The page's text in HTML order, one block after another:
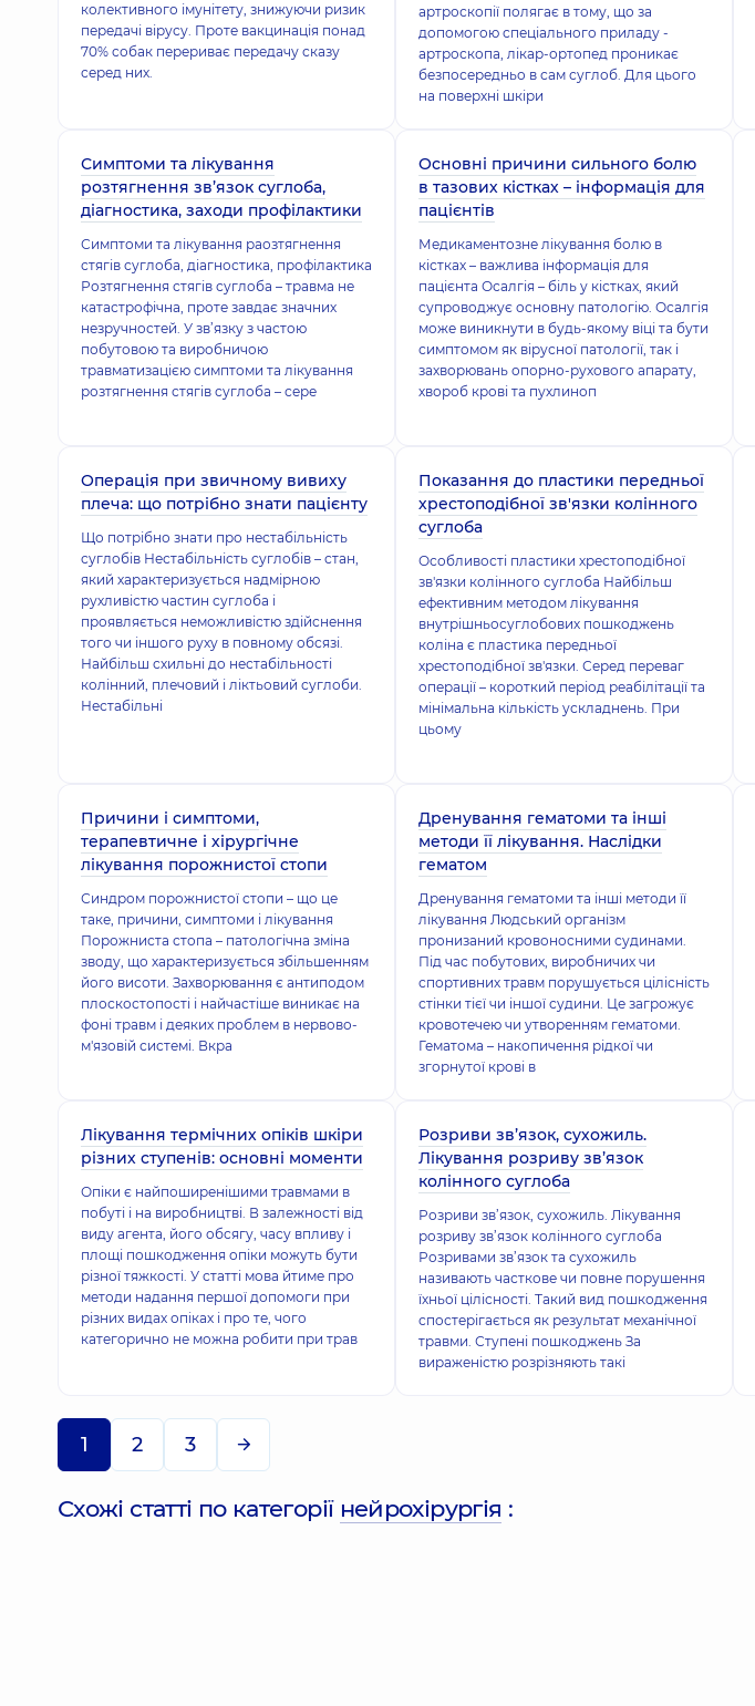
колективного імунітету, знижуючи ризик
передачі вірусу. Проте вакцинація понад
70% собак перериває передачу сказу
серед них.
артроскопії полягає в тому, що за
допомогою спеціального приладу -
артроскопа, лікар-ортопед проникає
безпосередньо в сам суглоб. Для цього
на поверхні шкіри
Симптоми та лікування
розтягнення зв’язок суглоба,
діагностика, заходи профілактики
Симптоми та лікування раозтягнення
стягів суглоба, діагностика, профілактика
Розтягнення стягів суглоба – травма не
катастрофічна, проте завдає значних
незручностей. У зв’язку з частою
побутовою та виробничою
травматизацією симптоми та лікування
розтягнення стягів суглоба – сере
Основні причини сильного болю
в тазових кістках – інформація для
пацієнтів
Медикаментозне лікування болю в
кістках – важлива інформація для
пацієнта Осалгія – біль у кістках, який
супроводжує основну патологію. Осалгія
може виникнути в будь-якому віці та бути
симптомом як вірусної патології, так і
захворювань опорно-рухового апарату,
хвороб крові та пухлиноп
Операція при звичному вивиху
плеча: що потрібно знати пацієнту
Що потрібно знати про нестабільність
суглобів Нестабільність суглобів – стан,
який характеризується надмірною
рухливістю частин суглоба і
проявляється неможливістю здійснення
того чи іншого руху в повному обсязі.
Найбільш схильні до нестабільності
колінний, плечовий і ліктьовий суглоби.
Нестабільні
Показання до пластики передньої
хрестоподібної зв'язки колінного
суглоба
Особливості пластики хрестоподібної
зв'язки колінного суглоба Найбільш
ефективним методом лікування
внутрішньосуглобових пошкоджень
коліна є пластика передньої
хрестоподібної зв'язки. Серед переваг
операції – короткий період реабілітації та
мінімальна кількість ускладнень. При
цьому
Причини і симптоми,
терапевтичне і хірургічне
лікування порожнистої стопи
Синдром порожнистої стопи – що це
таке, причини, симптоми і лікування
Порожниста стопа – патологічна зміна
зводу, що характеризується збільшенням
його висоти. Захворювання є антиподом
плоскостопості і найчастіше виникає на
фоні травм і деяких проблем в нервово-
м'язовій системі. Вкра
Дренування гематоми та інші
методи її лікування. Наслідки
гематом
Дренування гематоми та інші методи її
лікування Людський організм
пронизаний кровоносними судинами.
Під час побутових, виробничих чи
спортивних травм порушується цілісність
стінки тієї чи іншої судини. Це загрожує
кровотечею чи утворенням гематоми.
Гематома – накопичення рідкої чи
згорнутої крові в
Лікування термічних опіків шкіри
різних ступенів: основні моменти
Опіки є найпоширенішими травмами в
побуті і на виробництві. В залежності від
виду агента, його обсягу, часу впливу і
площі пошкодження опіки можуть бути
різної тяжкості. У статті мова йтиме про
методи надання першої допомоги при
різних видах опіках і про те, чого
категорично не можна робити при трав
Розриви зв’язок, сухожиль.
Лікування розриву зв’язок
колінного суглоба
Розриви зв’язок, сухожиль. Лікування
розриву зв’язок колінного суглоба
Розривами зв’язок та сухожиль
називають часткове чи повне порушення
їхньої цілісності. Такий вид пошкодження
спостерігається як результат механічної
травми. Ступені пошкоджень За
вираженістю розрізняють такі
1 2 3
Схожі статті по категорії нейрохірургія :